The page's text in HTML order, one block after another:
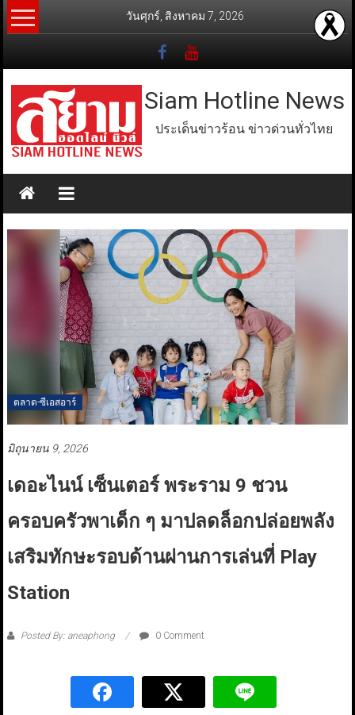
Skip
to
วันศุกร์, สิงหาคม 7, 2026
Siam Hotline News
ประเด็นข่าวร้อน ข่าวด่วนทั่วไทย
ตลาด-ซีเอสอาร์
มิถุนายน 9, 2026
เดอะไนน์ เซ็นเตอร์ พระราม 9 ชวน
ครอบครัวพาเด็ก ๆ มาปลดล็อกปล่อยพลัง
เสริมทักษะรอบด้านผ่านการเล่นที่ Play
Station
Posted By: aneaphong 0 Comment